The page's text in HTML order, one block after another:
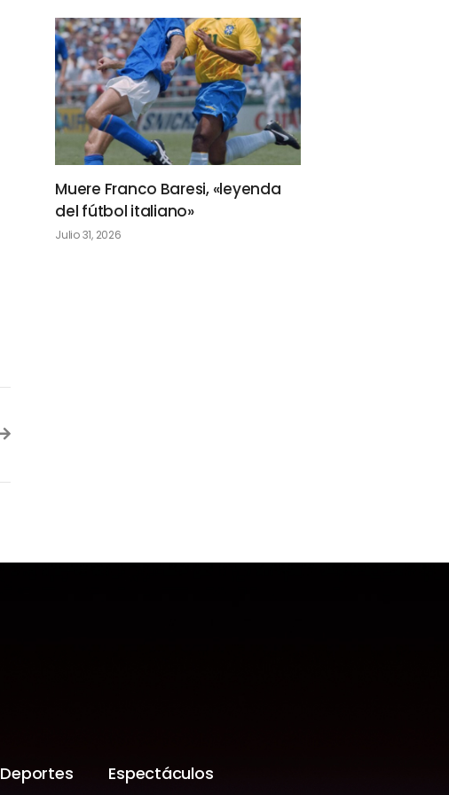
Muere Franco Baresi, «leyenda
del fútbol italiano»
Julio 31, 2026
Deportes Espectáculos